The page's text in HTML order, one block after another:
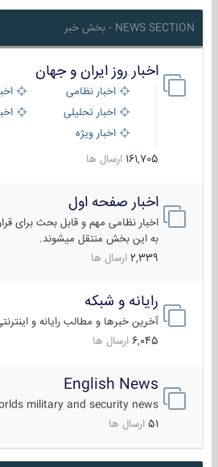
NEWS SECTION - بخش خبر
اخبار روز ایران و جهان
اخبار نظامی
اخبار تحلیلی
اخبار ویژه
161,705 ارسال ها
اخبار صفحه اول
اخبار نظامی مهم و قابل بحث برای قرار
به این بخش منتقل میشوند.
2,339 ارسال ها
رایانه و شبکه
آخرین خبرها و مطالب رایانه و اینترنتی
6,045 ارسال ها
English News
military and security news
51 ارسال ها